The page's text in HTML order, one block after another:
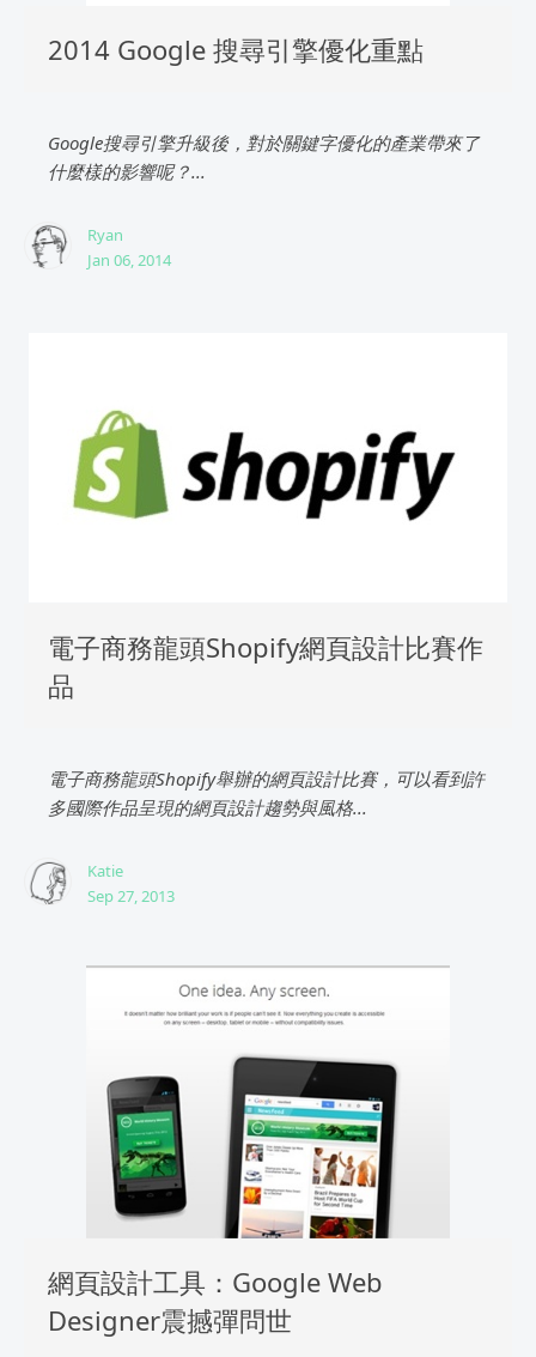
2014 Google 搜尋引擎優化重點
Google搜尋引擎升級後，對於關鍵字優化的產業帶來了
什麼樣的影響呢？...
Ryan
Jan 06, 2014
電子商務龍頭Shopify網頁設計比賽作
品
電子商務龍頭Shopify舉辦的網頁設計比賽，可以看到許
多國際作品呈現的網頁設計趨勢與風格...
Katie
Sep 27, 2013
網頁設計工具：Google Web
Designer震撼彈問世